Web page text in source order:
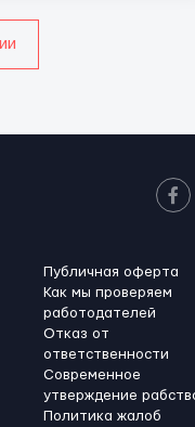
Публичная оферта
Как мы проверяем
работодателей
Отказ от
ответственности
Современное
утверждение
Политика жалоб